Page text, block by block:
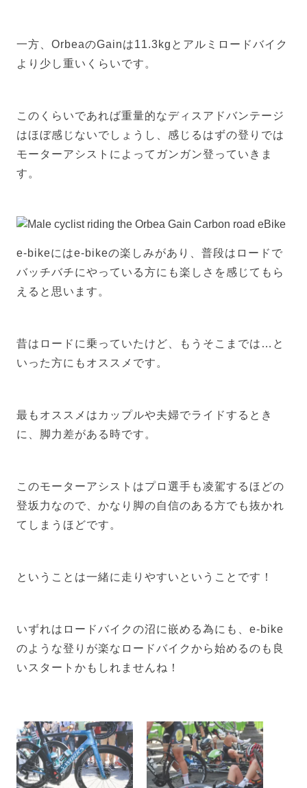
一方、OrbeaのGainは11.3kgとアルミロードバイク
より少し重いくらいです。
このくらいであれば重量的なディスアドバンテージ
はほぼ感じないでしょうし、感じるはずの登りでは
モーターアシストによってガンガン登っていきま
す。
e-bikeにはe-bikeの楽しみがあり、普段はロードで
バッチバチにやっている方にも楽しさを感じてもら
えると思います。
昔はロードに乗っていたけど、もうそこまでは…と
いった方にもオススメです。
最もオススメはカップルや夫婦でライドするとき
に、脚力差がある時です。
このモーターアシストはプロ選手も凌駕するほどの
登坂力なので、かなり脚の自信のある方でも抜かれ
てしまうほどです。
ということは一緒に走りやすいということです！
いずれはロードバイクの沼に嵌める為にも、e-bike
のような登りが楽なロードバイクから始めるのも良
いスタートかもしれませんね！